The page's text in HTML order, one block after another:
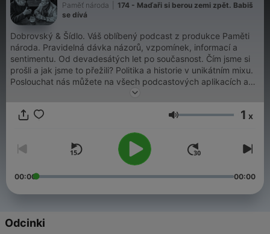
Paměť národa
174 - Maďaři si berou zemi zpět. Babiš
se dívá
Dobrovský & Šídlo. Váš oblíbený podcast z produkce Paměti
národa. Pravidelná dávka názorů, vzpomínek, informací a
sentimentu. Od devadesátých let po současnost. Čím jsme si
prošli a jak jsme to přežili? Politika a historie v unikátním mixu.
Poslouchat nás můžete na všech podcastových aplikacích a
také na magazin.pametnaroda.cz.
Už více jak čtyři roky se s vámi pravidelně potkáváme v
protože věříme, že má smysl mluvit o tom, co bylo – i o tom, co
se děje teď. Teď je čas na další krok – Dobrovský & Šídlo
částečně přechází na HeroHero. Najdete tam celé, delší
epizody a bonusový obsah. A hlavně – budete u toho s námi.
herohero.co/dobrovskysidlo
Głośność 1 x
00:00 00:00
Odcinki